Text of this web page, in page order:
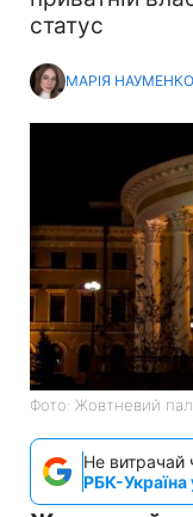
статус
МАРІЯ НАУМЕНКО
Фото: Жовтневий
Не витрачай
РБК-Україна